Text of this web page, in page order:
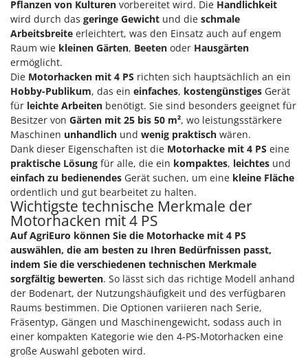
Pflanzen von Kulturen vorbereitet wird. Die Handlichkeit
wird durch das geringe Gewicht und die schmale
Arbeitsbreite erleichtert, was den Einsatz auch auf engem
Raum wie kleinen Gärten, Beeten oder Hausgärten
ermöglicht.
Die Motorhacken mit 4 PS richten sich hauptsächlich an ein
Hobby-Publikum, das ein einfaches, kostengünstiges Gerät
für leichte Arbeiten benötigt. Sie sind besonders geeignet für
Besitzer von Gärten mit 25 bis 50 m², wo leistungsstärkere
Maschinen unhandlich und wenig praktisch wären.
Dank dieser Eigenschaften ist die Motorhacke mit 4 PS eine
praktische Lösung für alle, die ein kompaktes, leichtes und
einfach zu bedienendes Gerät suchen, um eine kleine Fläche
ordentlich und gut bearbeitet zu halten.
Wichtigste technische Merkmale der
Motorhacken mit 4 PS
Auf AgriEuro können Sie die Motorhacke mit 4 PS
auswählen, die am besten zu Ihren Bedürfnissen passt,
indem Sie die verschiedenen technischen Merkmale
sorgfältig bewerten. So lässt sich das richtige Modell anhand
der Bodenart, der Nutzungshäufigkeit und des verfügbaren
Raums bestimmen. Die Optionen variieren nach Serie,
Fräsentyp, Gängen und Maschinengewicht, sodass auch in
einer kompakten Kategorie wie den 4-PS-Motorhacken eine
große Auswahl geboten wird.